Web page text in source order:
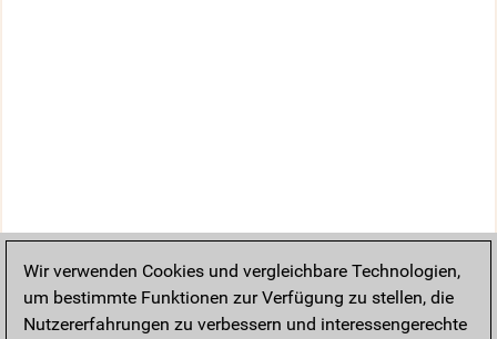
Wir verwenden Cookies und vergleichbare Technologien,
um bestimmte Funktionen zur Verfügung zu stellen, die
Nutzererfahrungen zu verbessern und interessengerechte